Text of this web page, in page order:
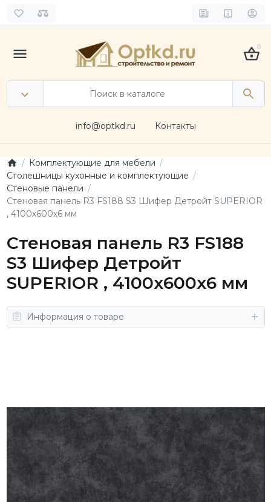
0
info@optkd.ru Контакты
Комплектующие для мебели
Столешницы кухонные и комплектующие
Стеновые панели
Стеновая панель R3 FS188 S3 Шифер Детройт SUPERIOR
, 4100х600х6 мм
Стеновая панель R3 FS188
S3 Шифер Детройт
SUPERIOR , 4100х600х6 мм
Информация о товаре